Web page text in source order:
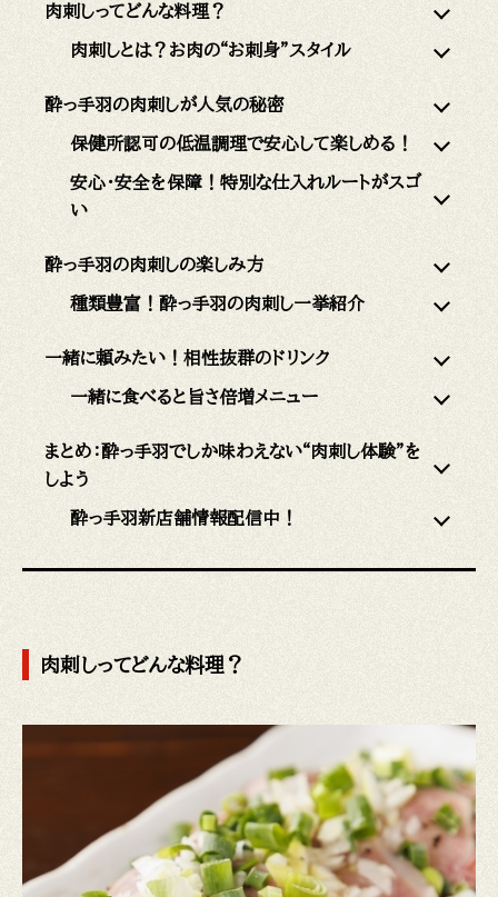
肉刺しってどんな料理？
肉刺しとは？お肉の“お刺身”スタイル
酔っ手羽の肉刺しが人気の秘密
保健所認可の低温調理で安心して楽しめる！
安心・安全を保障！特別な仕入れルートがスゴ
い
酔っ手羽の肉刺しの楽しみ方
種類豊富！酔っ手羽の肉刺し一挙紹介
一緒に頼みたい！相性抜群のドリンク
一緒に食べると旨さ倍増メニュー
まとめ：酔っ手羽でしか味わえない“肉刺し体験”を
しよう
酔っ手羽新店舗情報配信中！
肉刺しってどんな料理？